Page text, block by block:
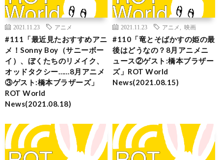
2021.11.23 アニメ
#111「最近見たおすすめアニ
メ！Sonny Boy（サニーボー
イ）、ぼくたちのリメイク、
オッドタクシー……8月アニメ
③ゲスト:橋本ブラザーズ」
ROT World
News(2021.08.18)
2021.11.23 アニメ 映画
#110「竜とそばかすの姫の最
後はどうなの？8月アニメニ
ュース②ゲスト:橋本ブラザー
ズ」ROT World
News(2021.08.15)